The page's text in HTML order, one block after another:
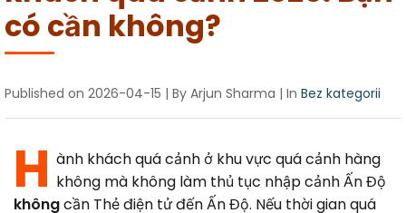
Error Correction
Missed Deadline
Canada
NRI Guide
Bangalore
Languages
có cần không?
Published on 2026-04-15 | By Arjun Sharma | In Bez kategorii
H ành khách quá cảnh ở khu vực quá cảnh hàng
không mà không làm thủ tục nhập cảnh Ấn Độ
khôngcần Thẻ điện tử đến Ấn Độ. Nếu thời gian quá